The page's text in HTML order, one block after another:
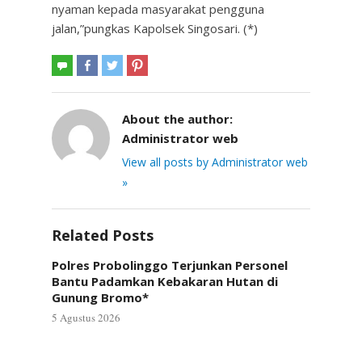
nyaman kepada masyarakat pengguna
jalan,”pungkas Kapolsek Singosari. (*)
About the author:
Administrator web
View all posts by Administrator web
»
Related Posts
Polres Probolinggo Terjunkan Personel
Bantu Padamkan Kebakaran Hutan di
Gunung Bromo*
5 Agustus 2026